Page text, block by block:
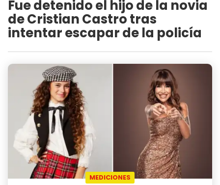
Fue detenido el hijo de la novia
de Cristian Castro tras
intentar escapar de la policía
MEDICIONES